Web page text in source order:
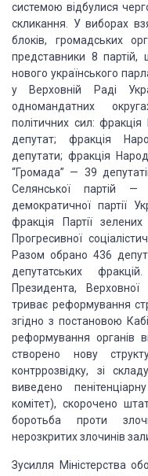
системою відбулися
скликання. У виборах
блоків, громадських
представники 8 партій,
нового українського
у Верховній Раді
одномандатних
політичних сил: фракція
депутат; фракція
депутати; фракція
“Громада” — 39
Селянської партій —
демократичної партії
фракція Партії
Прогресивної
Разом обрано 436
депутатських
Президента, Верховної
триває реформування
згідно з постановою
реформування органів
створено нову
контррозвідку, зі
виведено пенітенціарну
комітет), скорочено
боротьба проти
нерозкритих злочинів
Зусилля Міністерства